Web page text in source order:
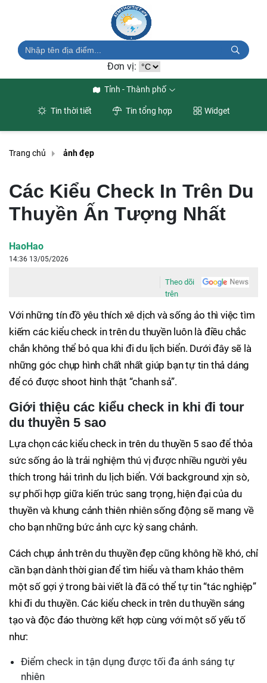
Đơn vị:
Tỉnh - Thành phố
Tin thời tiết Tin tổng hợp Widget
Trang chủ ảnh đẹp
Các Kiểu Check In Trên Du
Thuyền Ấn Tượng Nhất
HaoHao
14:36 13/05/2026
Theo dõi
trên
Với những tín đồ yêu thích xê dịch và sống ảo thì việc tìm
kiếm các kiểu check in trên du thuyền luôn là điều chắc
chắn không thể bỏ qua khi đi du lịch biển. Dưới đây sẽ là
những góc chụp hình chất nhất giúp bạn tự tin thả dáng
để có được shoot hình thật “chanh sả”.
Giới thiệu các kiểu check in khi đi tour
du thuyền 5 sao
Lựa chọn các kiểu check in trên du thuyền 5 sao để thỏa
sức sống ảo là trải nghiệm thú vị được nhiều người yêu
thích trong hải trình du lịch biển. Với background xịn sò,
sự phối hợp giữa kiến trúc sang trọng, hiện đại của du
thuyền và khung cảnh thiên nhiên sống động sẽ mang về
cho bạn những bức ảnh cực kỳ sang chảnh.
Cách chụp ảnh trên du thuyền đẹp cũng không hề khó, chỉ
cần bạn dành thời gian để tìm hiểu và tham khảo thêm
một số gợi ý trong bài viết là đã có thể tự tin “tác nghiệp”
khi đi du thuyền. Các kiểu check in trên du thuyền sáng
tạo và độc đáo thường kết hợp cùng với một số yếu tố
như:
Điểm check in tận dụng được tối đa ánh sáng tự
nhiên